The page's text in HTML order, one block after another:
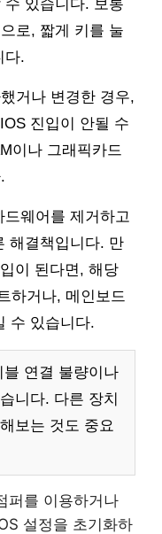
있습니다. 보통
로, 짧게 키를 눌
다.
거나 변경한 경우,
진입이 안될 수
이나 그래픽카드
웨어를 제거하고
해결책입니다. 만
이 된다면, 해당
하거나, 메인보드
수 있습니다.
블 연결 불량이나
니다. 다른 장치
보는 것도 중요
퍼를 이용하거나
설정을 초기화하